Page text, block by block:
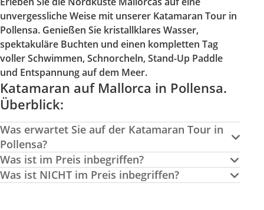
unvergessliche Weise mit unserer Katamaran Tour in
Pollensa. Genießen Sie kristallklares Wasser,
spektakuläre Buchten und einen kompletten Tag
voller Schwimmen, Schnorcheln, Stand-Up Paddle
und Entspannung auf dem Meer.
Katamaran auf Mallorca in Pollensa.
Überblick:
Was erwartet Sie auf der Katamaran Tour in
Pollensa?
Was ist im Preis inbegriffen?
Was ist NICHT im Preis inbegriffen?